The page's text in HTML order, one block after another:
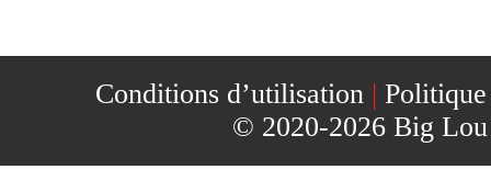
Conditions d’utilisation|
© 2020-2026 Big